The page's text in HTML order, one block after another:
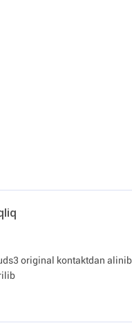
original kontaktdan